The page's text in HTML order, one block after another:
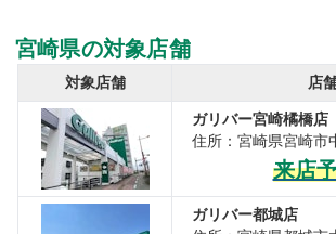
宮崎県の対象店舗
対象店舗 店
ガリバー宮崎橘橋店
住所：宮崎県宮崎市
来店
ガリバー都城店